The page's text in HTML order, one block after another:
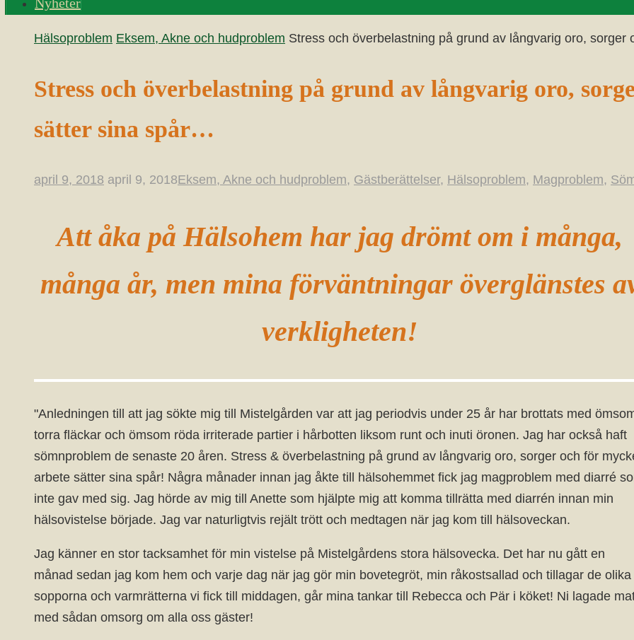
Home
Hälsoproblem Eksem, Akne och hudproblem Stress och överbelastning på grund av långvarig oro,
Stress och överbelastning på grund av långvarig oro,
sätter sina spår…
april 9, 2018 april 9, 2018Eksem, Akne och hudproblem, Gästberättelser, Hälsoproblem, Magproblem,
Att åka på Hälsohem har jag drömt om i många,
många år, men mina förväntningar överglänstes
verkligheten!
"Anledningen till att jag sökte mig till Mistelgården var att jag periodvis under 25 år har brottats med
torra fläckar och ömsom röda irriterade partier i hårbotten liksom runt och inuti öronen. Jag har också haft
sömnproblem de senaste 20 åren. Stress & överbelastning på grund av långvarig oro, sorger och för
arbete sätter sina spår! Några månader innan jag åkte till hälsohemmet fick jag magproblem med diarré
inte gav med sig. Jag hörde av mig till Anette som hjälpte mig att komma tillrätta med diarrén innan min
hälsovistelse började. Jag var naturligtvis rejält trött och medtagen när jag kom till hälsoveckan.
Jag känner en stor tacksamhet för min vistelse på Mistelgårdens stora hälsovecka. Det har nu gått en
månad sedan jag kom hem och varje dag när jag gör min bovetegröt, min råkostsallad och tillagar de olika
sopporna och varmrätterna vi fick till middagen, går mina tankar till Rebecca och Pär i köket! Ni lagade
med sådan omsorg om alla oss gäster!